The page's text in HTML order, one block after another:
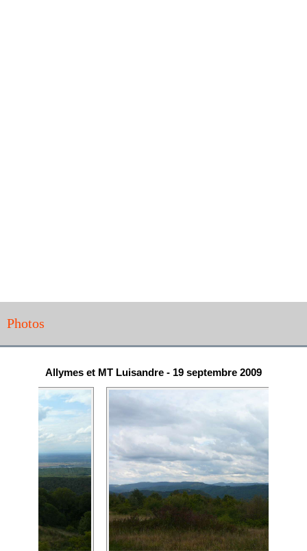
Photos
Allymes et MT Luisandre - 19 septembre 2009